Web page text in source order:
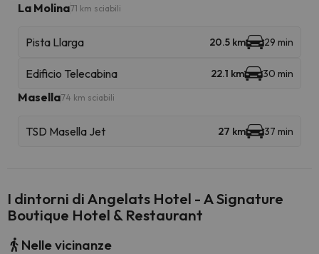
La Molina71 km sciabili
Pista Llarga 20.5 km 29 min
Edificio Telecabina 22.1 km 30 min
Masella74 km sciabili
TSD Masella Jet 27 km 37 min
I dintorni di Angelats Hotel - A Signature
Boutique Hotel & Restaurant
Nelle vicinanze